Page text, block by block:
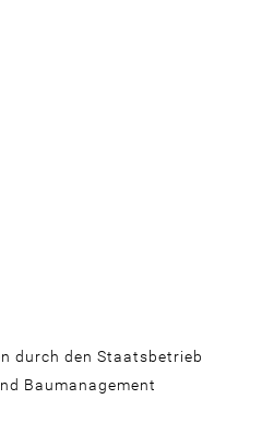
durch den Staatsbetrieb
Baumanagement